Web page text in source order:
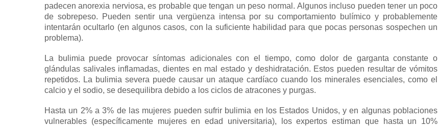
padecen anorexia nerviosa, es probable que tengan un peso normal. Algunos incluso pueden tener un poco
de sobrepeso.
Pueden sentir una vergüenza intensa por su comportamiento bulímico y probablemente
intentarán ocultarlo (en algunos casos, con la suficiente habilidad para que pocas personas sospechen un
problema).
La bulimia puede provocar síntomas adicionales con el tiempo, como dolor de garganta constante o
glándulas salivales inflamadas, dientes en mal estado y deshidratación. Estos pueden resultar de vómitos
repetidos. La bulimia severa puede causar un ataque cardíaco cuando los minerales esenciales, como el
calcio y el sodio, se desequilibra debido a los ciclos de atracones y purgas.
Hasta un 2% a 3% de las mujeres pueden sufrir bulimia en los Estados Unidos, y en algunas poblaciones
vulnerables (específicamente mujeres en edad universitaria), los expertos estiman que hasta un 10%